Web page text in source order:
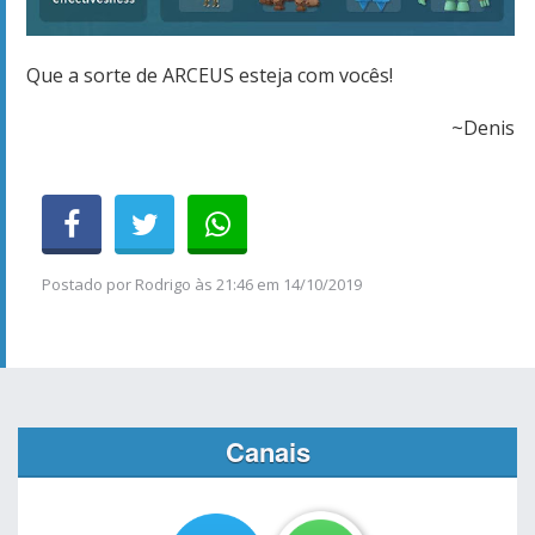
Que a sorte de ARCEUS esteja com vocês!
~Denis
Postado por Rodrigo às 21:46 em 14/10/2019
Canais